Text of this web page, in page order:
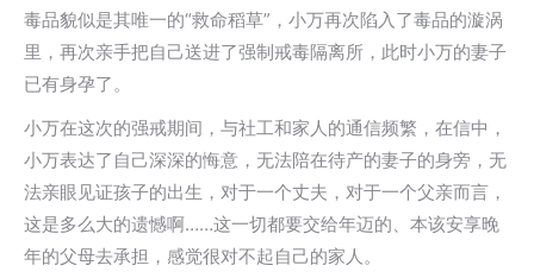
毒品貌似是其唯一的“救命稻草”，小万再次陷入了毒品的漩涡
里，再次亲手把自己送进了强制戒毒隔离所，此时小万的妻子
已有身孕了。
小万在这次的强戒期间，与社工和家人的通信频繁，在信中，
小万表达了自己深深的悔意，无法陪在待产的妻子的身旁，无
法亲眼见证孩子的出生，对于一个丈夫，对于一个父亲而言，
这是多么大的遗憾啊……这一切都要交给年迈的、本该安享晚
年的父母去承担，感觉很对不起自己的家人。